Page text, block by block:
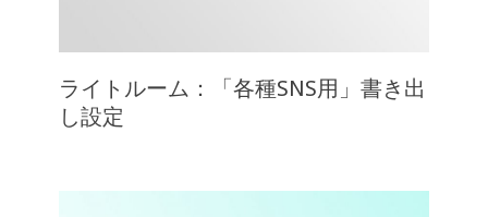
ライトルーム：「各種SNS用」書き出
し設定